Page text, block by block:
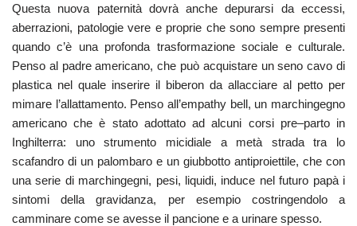
Questa nuova paternità dovrà anche depurarsi da eccessi,
aberrazioni, patologie vere e proprie che sono sempre presenti
quando c’è una profonda trasformazione sociale e culturale.
Penso al padre americano, che può acquistare un seno cavo di
plastica nel quale inserire il biberon da allacciare al petto per
mimare l’allattamento. Penso all’empathy bell, un marchingegno
americano che è stato adottato ad alcuni corsi pre–parto in
Inghilterra: uno strumento micidiale a metà strada tra lo
scafandro di un palombaro e un giubbotto antiproiettile, che con
una serie di marchingegni, pesi, liquidi, induce nel futuro papà i
sintomi della gravidanza, per esempio costringendolo a
camminare come se avesse il pancione e a urinare spesso.